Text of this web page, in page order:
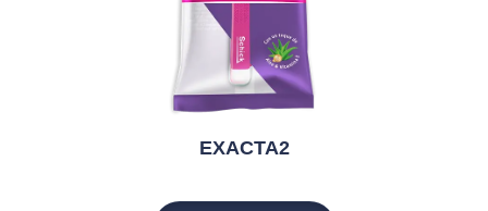
EXACTA2